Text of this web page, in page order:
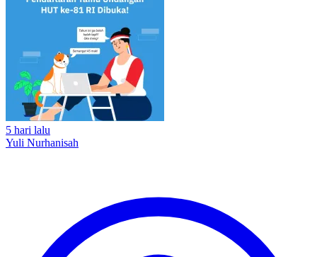
5 hari lalu
Yuli Nurhanisah